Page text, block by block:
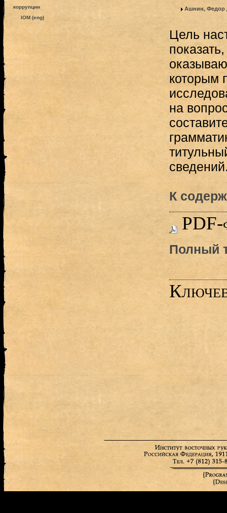
коррупции
IOM (eng)
Ашнин, Федор
Цель
которым
на
К
PDF-
Полный